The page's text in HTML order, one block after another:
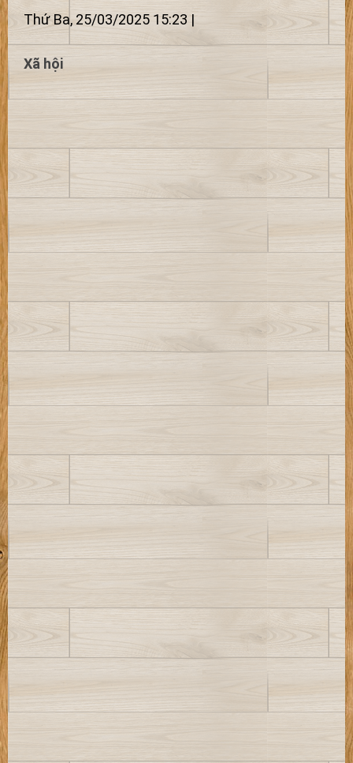
Thứ Ba, 25/03/2025 15:23 |
Xã hội